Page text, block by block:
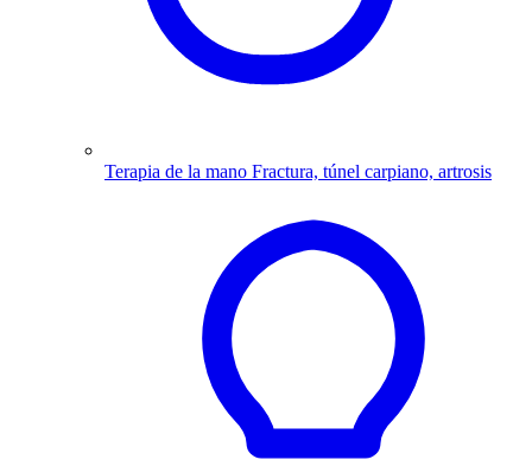
Terapia de la mano Fractura, túnel carpiano, artrosis